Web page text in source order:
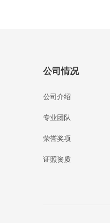
公司情况
公司介绍
专业团队
荣誉奖项
证照资质